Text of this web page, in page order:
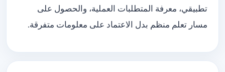
تطبيقي، معرفة المتطلبات العملية، والحصول على
مسار تعلم منظم بدل الاعتماد على معلومات متفرقة.